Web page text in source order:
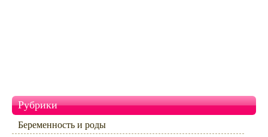
Рубрики
Беременность и роды